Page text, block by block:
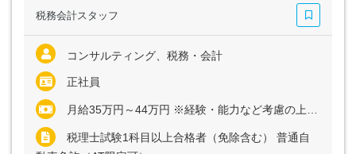
税務会計スタッフ
コンサルティング、税務・会計
正社員
月給35万円～44万円 ※経験・能力など考慮の上、決定いたします ※上記に固定残業代（月20時間分＝4万円～6万円）を含む ※超過分は別途支給
税理士試験1科目以上合格者（免除含む） 普通自